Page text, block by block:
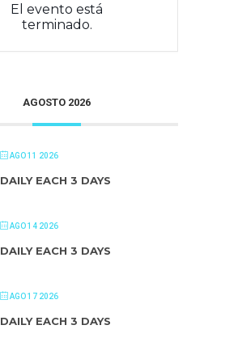
El evento está
terminado.
AGOSTO 2026
AGO 11 2026
DAILY EACH 3 DAYS
AGO 14 2026
DAILY EACH 3 DAYS
AGO 17 2026
DAILY EACH 3 DAYS